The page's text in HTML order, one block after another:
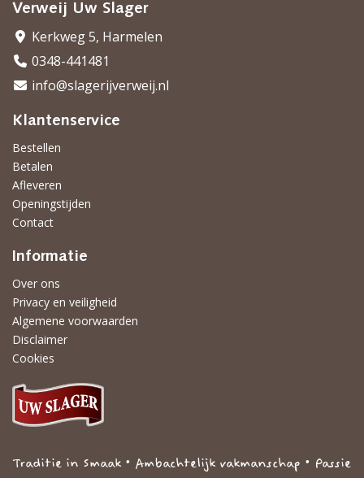
Verweij Uw Slager
Kerkweg 5, Harmelen
0348-441481
info@slagerijverweij.nl
Klantenservice
Bestellen
Betalen
Afleveren
Openingstijden
Contact
Informatie
Over ons
Privacy en veiligheid
Algemene voorwaarden
Disclaimer
Cookies
Traditie in Smaak • Ambachtelijk vakmanschap • Passie